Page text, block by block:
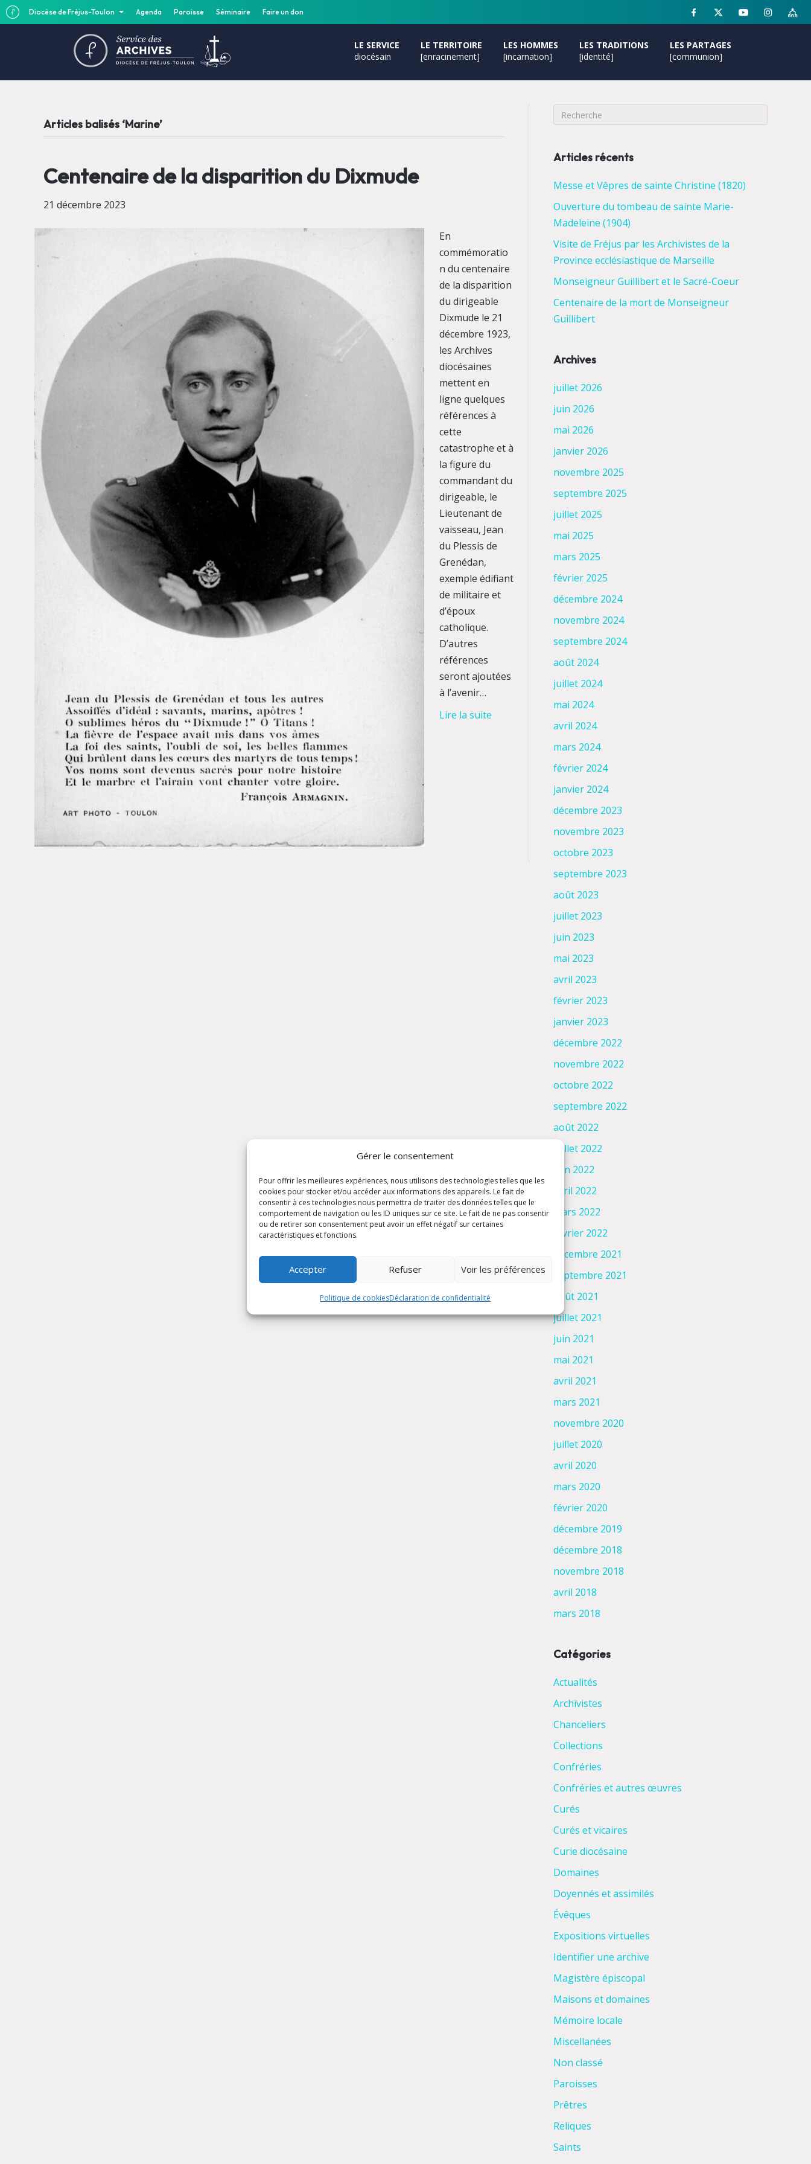
Gérer le consentement
Pour offrir les meilleures expériences, nous utilisons des technologies telles que les
cookies pour stocker et/ou accéder aux informations des appareils. Le fait de
consentir à ces technologies nous permettra de traiter des données telles que le
comportement de navigation ou les ID uniques sur ce site. Le fait de ne pas consentir
ou de retirer son consentement peut avoir un effet négatif sur certaines
caractéristiques et fonctions.
Accepter Refuser Voir les préférences
Politique de cookiesDéclaration de confidentialité
Diocèse de Fréjus-Toulon Agenda Paroisse Séminaire Faire un don
LE SERVICE
diocésain
LE TERRITOIRE
[enracinement]
LES HOMMES
[incarnation]
LES TRADITIONS
[identité]
LES PARTAGES
[communion]
Articles balisés ‘Marine’
Centenaire de la disparition du Dixmude
21 décembre 2023
En
commémoratio
n du centenaire
de la disparition
du dirigeable
Dixmude le 21
décembre 1923,
les Archives
diocésaines
mettent en
ligne quelques
références à
cette
catastrophe et à
la figure du
commandant du
dirigeable, le
Lieutenant de
vaisseau, Jean
du Plessis de
Grenédan,
exemple édifiant
de militaire et
d’époux
catholique.
D’autres
références
seront ajoutées
à l’avenir…
Lire la suite
Articles récents
Messe et Vêpres de sainte Christine (1820)
Ouverture du tombeau de sainte Marie-
Madeleine (1904)
Visite de Fréjus par les Archivistes de la
Province ecclésiastique de Marseille
Monseigneur Guillibert et le Sacré-Coeur
Centenaire de la mort de Monseigneur
Guillibert
Archives
juillet 2026
juin 2026
mai 2026
janvier 2026
novembre 2025
septembre 2025
juillet 2025
mai 2025
mars 2025
février 2025
décembre 2024
novembre 2024
septembre 2024
août 2024
juillet 2024
mai 2024
avril 2024
mars 2024
février 2024
janvier 2024
décembre 2023
novembre 2023
octobre 2023
septembre 2023
août 2023
juillet 2023
juin 2023
mai 2023
avril 2023
février 2023
janvier 2023
décembre 2022
novembre 2022
octobre 2022
septembre 2022
août 2022
juillet 2022
juin 2022
avril 2022
mars 2022
février 2022
décembre 2021
septembre 2021
août 2021
juillet 2021
juin 2021
mai 2021
avril 2021
mars 2021
novembre 2020
juillet 2020
avril 2020
mars 2020
février 2020
décembre 2019
décembre 2018
novembre 2018
avril 2018
mars 2018
Catégories
Actualités
Archivistes
Chanceliers
Collections
Confréries
Confréries et autres œuvres
Curés
Curés et vicaires
Curie diocésaine
Domaines
Doyennés et assimilés
Évêques
Expositions virtuelles
Identifier une archive
Magistère épiscopal
Maisons et domaines
Mémoire locale
Miscellanées
Non classé
Paroisses
Prêtres
Reliques
Saints